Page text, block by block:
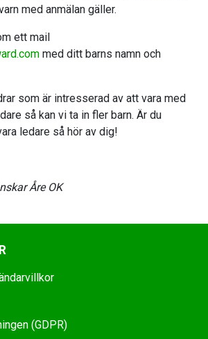
med anmälan gäller.
ett mail
med ditt barns namn och
som är intresserad av att vara med
så kan vi ta in fler barn. Är du
ledare så hör av dig!
Åre OK
(GDPR)